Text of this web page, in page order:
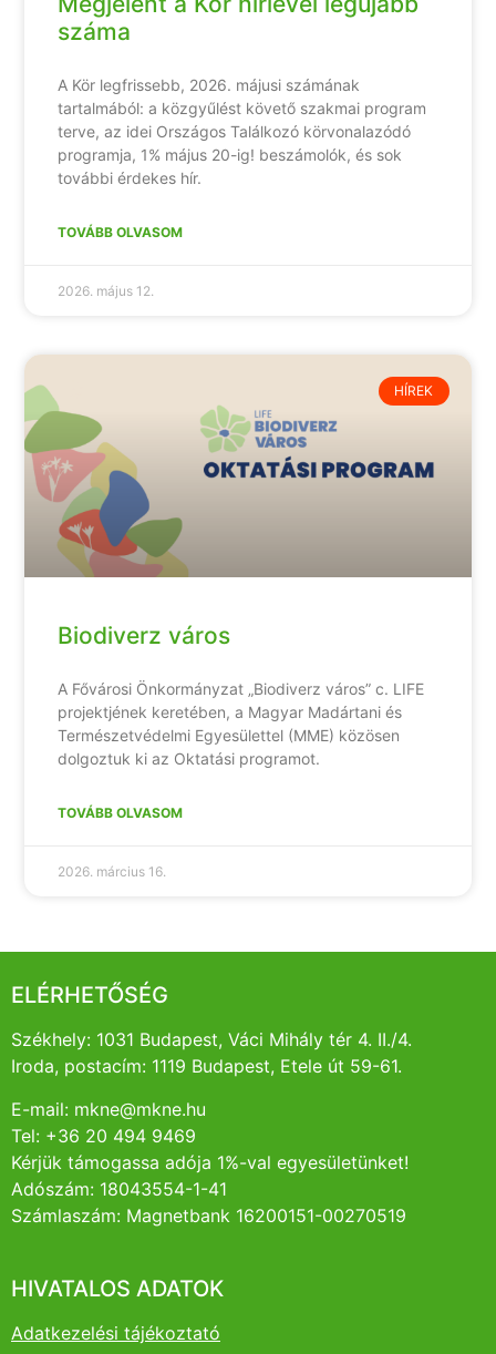
száma
A Kör legfrissebb, 2026. májusi számának
tartalmából: a közgyűlést követő szakmai program
terve, az idei Országos Találkozó körvonalazódó
programja, 1% május 20-ig! beszámolók, és sok
további érdekes hír.
TOVÁBB OLVASOM
2026. május 12.
HÍREK
Biodiverz város
A Fővárosi Önkormányzat „Biodiverz város” c. LIFE
projektjének keretében, a Magyar Madártani és
Természetvédelmi Egyesülettel (MME) közösen
dolgoztuk ki az Oktatási programot.
TOVÁBB OLVASOM
2026. március 16.
ELÉRHETŐSÉG
Székhely: 1031 Budapest, Váci Mihály tér 4. II./4.
Iroda, postacím: 1119 Budapest, Etele út 59-61.
E-mail: mkne@mkne.hu
Tel: +36 20 494 9469
Kérjük támogassa adója 1%-val egyesületünket!
Adószám: 18043554-1-41
Számlaszám: Magnetbank 16200151-00270519
HIVATALOS ADATOK
Adatkezelési tájékoztató